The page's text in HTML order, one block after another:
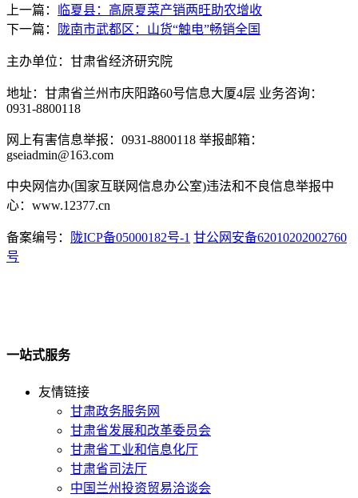
上一篇：
临夏县：高原夏菜产销两旺助农增收
下一篇：
陇南市武都区：山货“触电”畅销全国
主办单位：甘肃省经济研究院
地址：甘肃省兰州市庆阳路60号信息大厦4层 业务咨询：
0931-8800118
网上有害信息举报：0931-8800118 举报邮箱：
gseiadmin@163.com
中央网信办(国家互联网信息办公室)违法和不良信息举报中
心：www.12377.cn
备案编号： 陇ICP备05000182号-1 甘公网安备62010202002760
号
一站式服务
友情链接
甘肃政务服务网
甘肃省发展和改革委员会
甘肃省工业和信息化厅
甘肃省司法厅
中国兰州投资贸易洽谈会